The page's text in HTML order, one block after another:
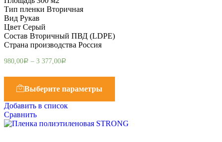
Тип пленки Вторичная
Вид Рукав
Цвет Серый
Состав Вторичный ПВД (LDPE)
Страна производства Россия
980,00Р – 3 377,00Р
Выберите параметры
Добавить в список
Сравнить